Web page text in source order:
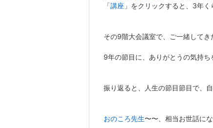
「講座 」をクリックすると、3年
その9階大会議室で、ご一緒してき
9年の節目に、ありがとうの気持ち
振り返ると、人生の節目節目で、
おのころ先生〜〜、相当お世話に